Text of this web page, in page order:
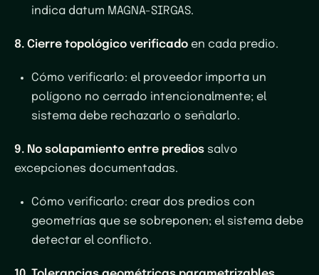
indica datum MAGNA-SIRGAS.
8. Cierre topológico verificado en cada predio.
Cómo verificarlo: el proveedor importa un
polígono no cerrado intencionalmente; el
sistema debe rechazarlo o señalarlo.
9. No solapamiento entre predios salvo
excepciones documentadas.
Cómo verificarlo: crear dos predios con
geometrías que se sobreponen; el sistema debe
detectar el conflicto.